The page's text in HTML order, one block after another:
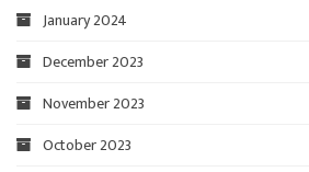
January 2024
December 2023
November 2023
October 2023